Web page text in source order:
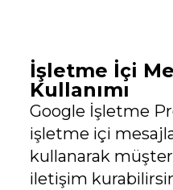
İşletme İçi
Kullanımı
Google İşletme
işletme içi
kullanarak
iletişim